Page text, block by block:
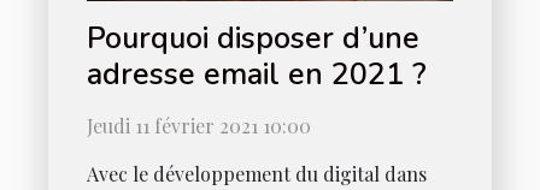
Pourquoi disposer d’une
adresse email en 2021 ?
Jeudi 11 février 2021 10:00
Avec le développement du digital dans